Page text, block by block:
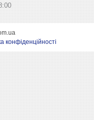
конфіденційності